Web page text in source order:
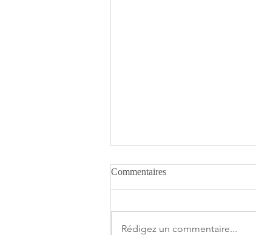
Commentaires
Rédigez un commentaire...